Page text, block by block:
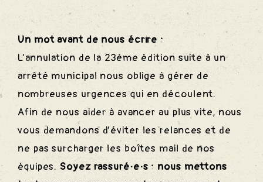
Un mot avant de nous écrire :
L’annulation de la 23ème édition suite à un
arrêté municipal nous oblige à gérer de
nombreuses urgences qui en découlent.
Afin de nous aider à avancer au plus vite, nous
vous demandons d’éviter les relances et de
ne pas surcharger les boîtes mail de nos
équipes.Soyez rassuré·e·s : nous mettons